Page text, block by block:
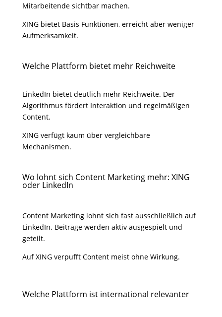
Mitarbeitende sichtbar machen.
XING bietet Basis Funktionen, erreicht aber weniger
Aufmerksamkeit.
Welche Plattform bietet mehr Reichweite
LinkedIn bietet deutlich mehr Reichweite. Der
Algorithmus fördert Interaktion und regelmäßigen
Content.
XING verfügt kaum über vergleichbare
Mechanismen.
Wo lohnt sich Content Marketing mehr: XING
oder LinkedIn
Content Marketing lohnt sich fast ausschließlich auf
LinkedIn. Beiträge werden aktiv ausgespielt und
geteilt.
Auf XING verpufft Content meist ohne Wirkung.
Welche Plattform ist international relevanter